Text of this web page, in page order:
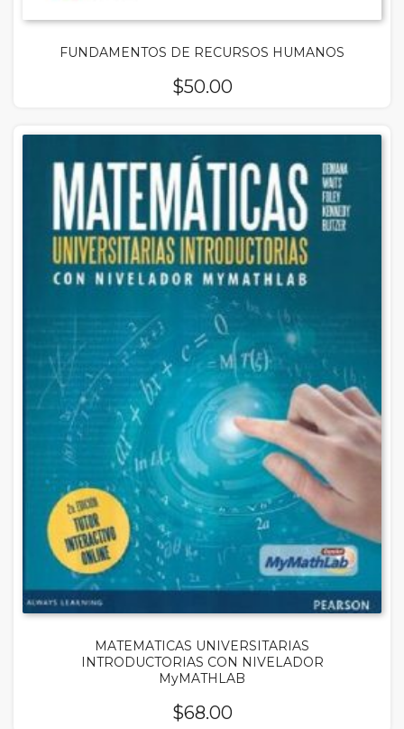
FUNDAMENTOS DE RECURSOS HUMANOS
$50.00
MATEMATICAS UNIVERSITARIAS
INTRODUCTORIAS CON NIVELADOR
MyMATHLAB
$68.00